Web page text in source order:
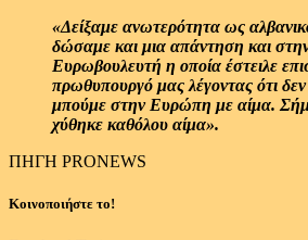
«Δείξαμε ανωτερότητα ως
δώσαμε και μια απάντηση και
Ευρωβουλευτή η οποία έστειλε
πρωθυπουργό μας λέγοντας ότι
μπούμε στην Ευρώπη με αίμα.
χύθηκε καθόλου αίμα».
ΠΗΓΗ PRONEWS
Κοινοποιήστε το!